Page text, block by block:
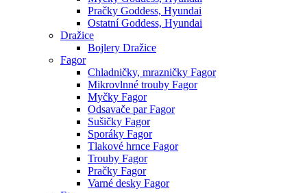
Pračky Goddess, Hyundai
Ostatní Goddess, Hyundai
Dražice
Bojlery Dražice
Fagor
Chladničky, mrazničky Fagor
Mikrovlnné trouby Fagor
Myčky Fagor
Odsavače par Fagor
Sušičky Fagor
Sporáky Fagor
Tlakové hrnce Fagor
Trouby Fagor
Pračky Fagor
Varné desky Fagor